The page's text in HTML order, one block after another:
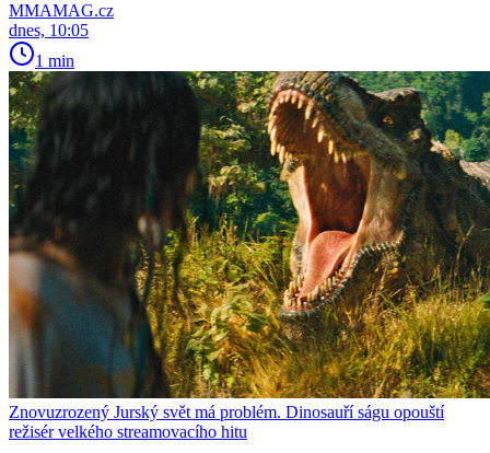
MMAMAG.cz
dnes, 10:05
1 min
Znovuzrozený Jurský svět má problém. Dinosauří ságu opouští
režisér velkého streamovacího hitu